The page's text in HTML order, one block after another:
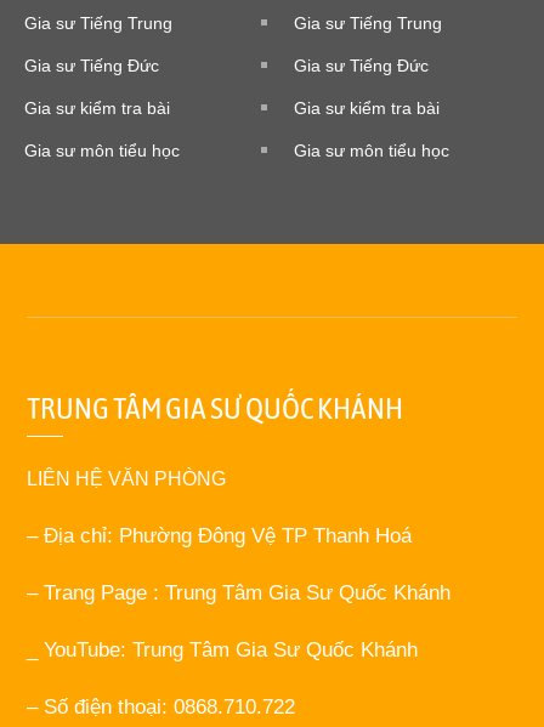
Gia sư Tiếng Trung Gia sư Tiếng Trung
Gia sư Tiếng Đức Gia sư Tiếng Đức
Gia sư kiểm tra bài Gia sư kiểm tra bài
Gia sư môn tiểu học Gia sư môn tiểu học
TRUNG TÂM GIA SƯ QUỐC KHÁNH
LIÊN HỆ VĂN PHÒNG
– Địa chỉ: Phường Đông Vệ TP Thanh Hoá
– Trang Page : Trung Tâm Gia Sư Quốc Khánh
_ YouTube: Trung Tâm Gia Sư Quốc Khánh
– Số điện thoại: 0868.710.722